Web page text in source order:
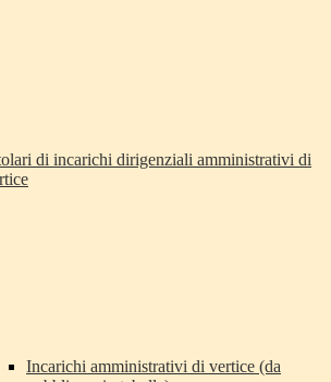
di incarichi dirigenziali amministrativi di
Incarichi amministrativi di vertice (da